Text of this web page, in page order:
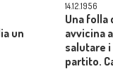
un
14.12.1956
Una folla
avvicina
salutare
partito.